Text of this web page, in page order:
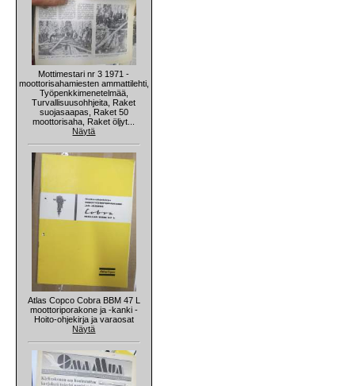
Mottimestari nr 3 1971 -
moottorisahamiesten ammattilehti,
Työpenkkimenetelmää,
Turvallisuusohhjeita, Raket
suojasaapas, Raket 50
moottorisaha, Raket öljyt...
Näytä
Atlas Copco Cobra BBM 47 L
moottoriporakone ja -kanki -
Hoito-ohjekirja ja varaosat
Näytä